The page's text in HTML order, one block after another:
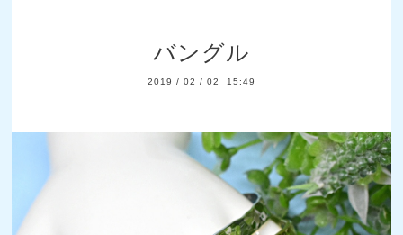
バングル
2019 / 02 / 02 15:49